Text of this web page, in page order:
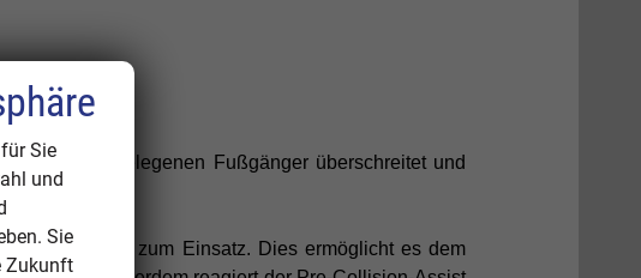
nächstgelegenen Fußgänger überschreitet und
Frontkamera
zum Einsatz. Dies ermöglicht es dem
Sie
und
Sie
Zukunft